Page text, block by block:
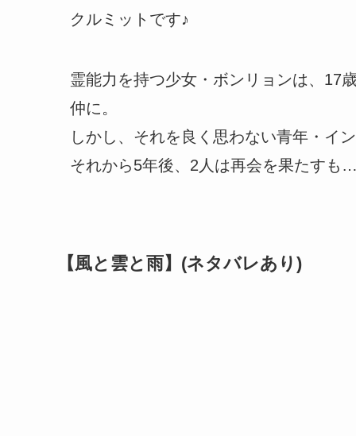
クルミットです♪
霊能力を持つ少女・ボンリョンは、17
仲に。
しかし、それを良く思わない青年・イ
それから5年後、2人は再会を果たすも
【風と雲と雨】(ネタバレあり)